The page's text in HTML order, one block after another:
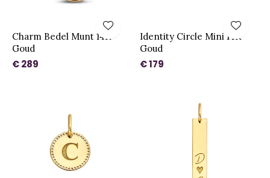
Charm Bedel Munt 14K
Goud
€ 289
Identity Circle Mini 14K
Goud
€ 179